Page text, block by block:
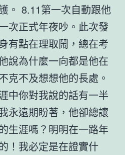
。 8.11第一次自動跟他
次正式年夜吵。此次發
有點在理取鬧，總在考
說為什麼一向都是他在
克不及想想他的長處。
中你對我說的話有一半
永遠期盼著，他卻總讓
生涯嗎？明明在一路年
！我必定是在證實什